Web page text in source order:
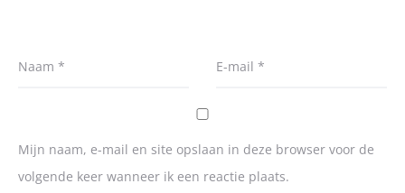
Naam * E-mail *
Mijn naam, e-mail en site opslaan in deze browser voor de
volgende keer wanneer ik een reactie plaats.